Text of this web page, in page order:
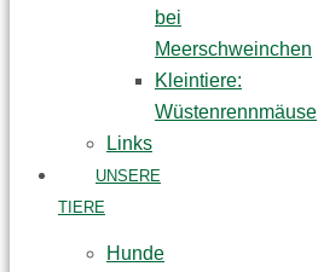
bei
Meerschweinchen
Kleintiere:
Wüstenrennmäuse
Links
UNSERE
TIERE
Hunde